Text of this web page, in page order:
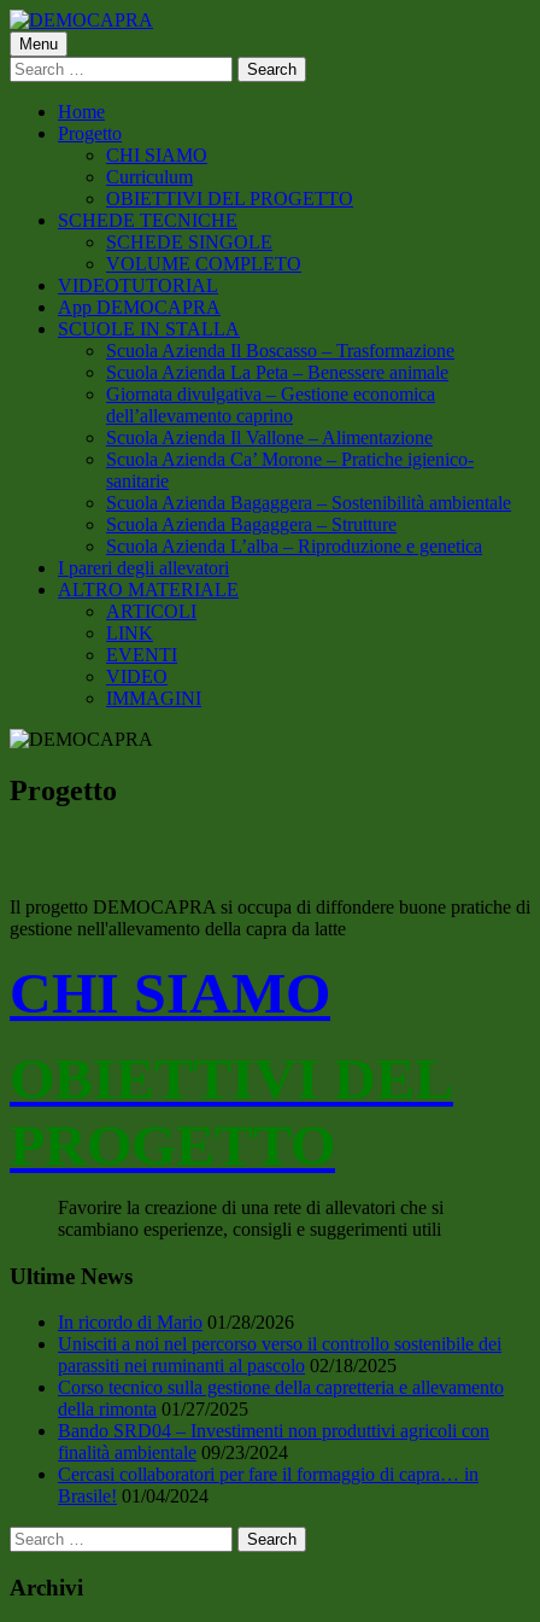
Skip
to
content
DEMOCAPRA
Primary
Menu
Menu
Search
for:
Home
Progetto
CHI SIAMO
Curriculum
OBIETTIVI DEL PROGETTO
SCHEDE TECNICHE
SCHEDE SINGOLE
VOLUME COMPLETO
VIDEOTUTORIAL
App DEMOCAPRA
SCUOLE IN STALLA
Scuola Azienda Il Boscasso – Trasformazione
Scuola Azienda La Peta – Benessere animale
Giornata divulgativa – Gestione economica
dell’allevamento caprino
Scuola Azienda Il Vallone – Alimentazione
Scuola Azienda Ca’ Morone – Pratiche igienico-
sanitarie
Scuola Azienda Bagaggera – Sostenibilità ambientale
Scuola Azienda Bagaggera – Strutture
Scuola Azienda L’alba – Riproduzione e genetica
I pareri degli allevatori
ALTRO MATERIALE
ARTICOLI
LINK
EVENTI
VIDEO
IMMAGINI
Progetto
Il progetto DEMOCAPRA si occupa di diffondere buone pratiche di
gestione nell'allevamento della capra da latte
CHI SIAMO
OBIETTIVI DEL
PROGETTO
Favorire la creazione di una rete di allevatori che si
scambiano esperienze, consigli e suggerimenti utili
Main
Sidebar
Ultime News
In ricordo di Mario 01/28/2026
Unisciti a noi nel percorso verso il controllo sostenibile dei
parassiti nei ruminanti al pascolo 02/18/2025
Corso tecnico sulla gestione della capretteria e allevamento
della rimonta 01/27/2025
Bando SRD04 – Investimenti non produttivi agricoli con
finalità ambientale 09/23/2024
Cercasi collaboratori per fare il formaggio di capra… in
Brasile! 01/04/2024
Search
for:
Archivi